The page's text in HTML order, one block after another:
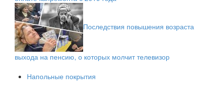
Последствия повышения возраста
выхода на пенсию, о которых молчит телевизор
Напольные покрытия